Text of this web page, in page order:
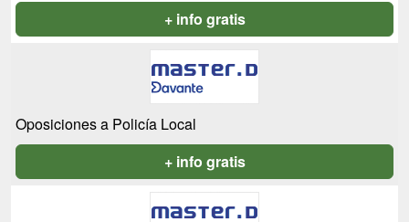
+ info gratis
Oposiciones a Policía Local
+ info gratis